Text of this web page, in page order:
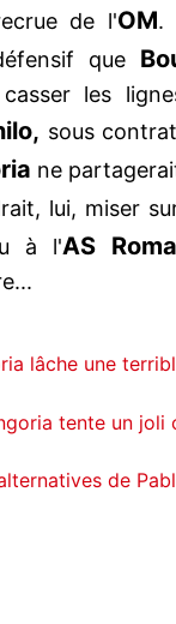
de l'OM.
que
les
sous
ne
lui, miser
à l'AS
lâche une
tente un joli
de